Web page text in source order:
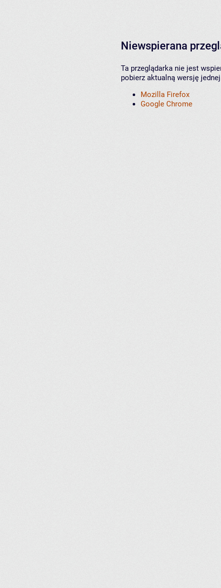
Niewspierana
Ta przeglądarka nie jest
pobierz aktualną wersję
Mozilla Firefox
Google Chrome